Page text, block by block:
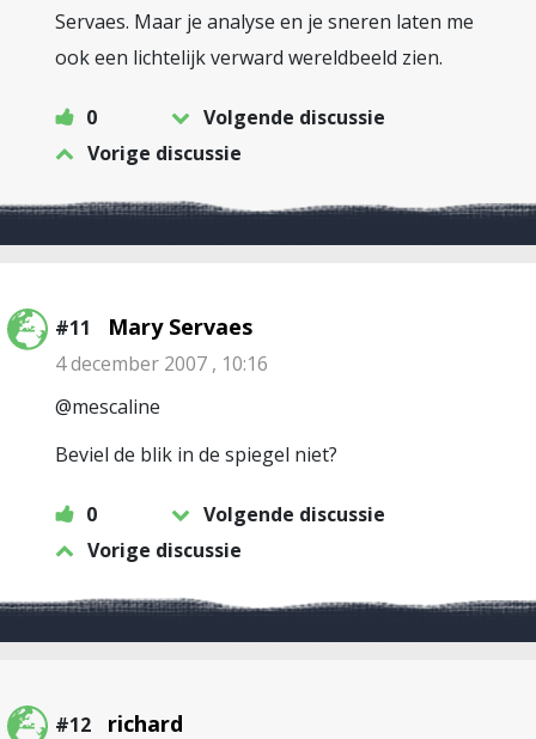
Servaes. Maar je analyse en je sneren laten me
ook een lichtelijk verward wereldbeeld zien.
0
Volgende discussie
Vorige discussie
#11 Mary Servaes
4 december 2007 , 10:16
@mescaline
Beviel de blik in de spiegel niet?
0
Volgende discussie
Vorige discussie
#12 richard